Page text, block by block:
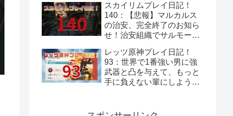
と岩礁の邂逅！
スカイリムプレイ日記！
140：【悲報】マルカルス
の治安、完全終了のお知ら
せ！治安組織でサルモール
だ～
レッツ原神プレイ日記！
93：世界で1番強い男に強
武器と凸を与えて、もっと
手に負えない輩にしよう！